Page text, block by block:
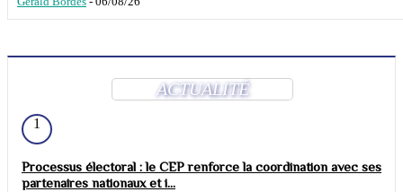
ACTUALITÉ
1
Processus électoral : le CEP renforce la coordination avec ses
partenaires nationaux et i...